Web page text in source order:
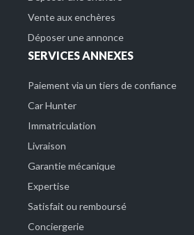
Vente aux enchères
Déposer une annonce
SERVICES ANNEXES
Paiement via un tiers de confiance
Car Hunter
Immatriculation
Livraison
Garantie mécanique
Expertise
Satisfait ou remboursé
Conciergerie